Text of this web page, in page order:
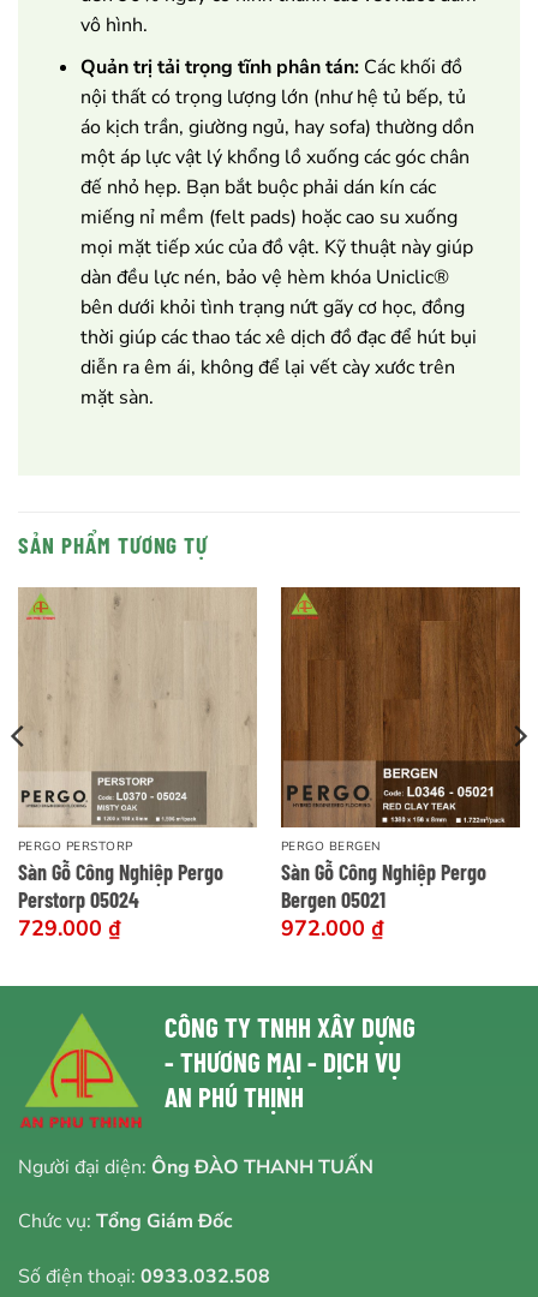
vô hình.
Quản trị tải trọng tĩnh phân tán:Các khối đồ
nội thất có trọng lượng lớn (như hệ tủ bếp, tủ
áo kịch trần, giường ngủ, hay sofa) thường dồn
một áp lực vật lý khổng lồ xuống các góc chân
đế nhỏ hẹp. Bạn bắt buộc phải dán kín các
miếng nỉ mềm (felt pads) hoặc cao su xuống
mọi mặt tiếp xúc của đồ vật. Kỹ thuật này giúp
dàn đều lực nén, bảo vệ hèm khóa Uniclic®
bên dưới khỏi tình trạng nứt gãy cơ học, đồng
thời giúp các thao tác xê dịch đồ đạc để hút bụi
diễn ra êm ái, không để lại vết cày xước trên
mặt sàn.
SẢN PHẨM TƯƠNG TỰ
PERGO PERSTORP
Sàn Gỗ Công Nghiệp Pergo
Perstorp 05024
729.000 ₫
PERGO BERGEN
Sàn Gỗ Công Nghiệp Pergo
Bergen 05021
972.000 ₫
CÔNG TY TNHH XÂY DỰNG
- THƯƠNG MẠI - DỊCH VỤ
AN PHÚ THỊNH
Người đại diện: Ông ĐÀO THANH TUẤN
Chức vụ: Tổng Giám Đốc
Số điện thoại: 0933.032.508